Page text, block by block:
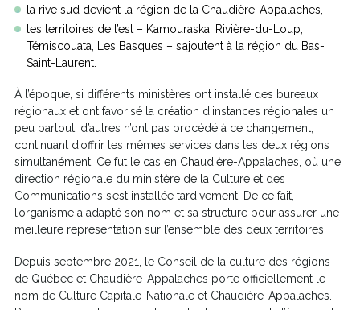
la rive sud devient la région de la Chaudière-Appalaches,
les territoires de l’est – Kamouraska, Rivière-du-Loup,
Témiscouata, Les Basques – s’ajoutent à la région du Bas-
Saint-Laurent.
À l’époque, si différents ministères ont installé des bureaux
régionaux et ont favorisé la création d’instances régionales un
peu partout, d’autres n’ont pas procédé à ce changement,
continuant d’offrir les mêmes services dans les deux régions
simultanément. Ce fut le cas en Chaudière-Appalaches, où une
direction régionale du ministère de la Culture et des
Communications s’est installée tardivement. De ce fait,
l’organisme a adapté son nom et sa structure pour assurer une
meilleure représentation sur l’ensemble des deux territoires.
Depuis septembre 2021, le Conseil de la culture des régions
de Québec et Chaudière-Appalaches porte officiellement le
nom de Culture Capitale-Nationale et Chaudière-Appalaches.